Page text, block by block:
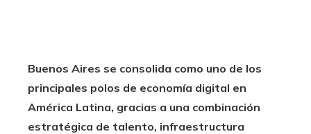
Buenos Aires se consolida como uno de los
principales polos de economía digital en
América Latina, gracias a una combinación
estratégica de talento, infraestructura